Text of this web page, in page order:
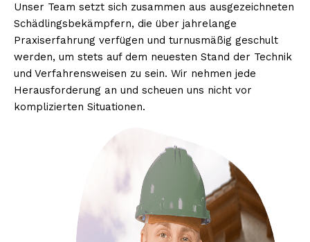
Unser Team setzt sich zusammen aus ausgezeichneten
Schädlingsbekämpfern, die über jahrelange
Praxiserfahrung verfügen und turnusmäßig geschult
werden, um stets auf dem neuesten Stand der Technik
und Verfahrensweisen zu sein. Wir nehmen jede
Herausforderung an und scheuen uns nicht vor
komplizierten Situationen.